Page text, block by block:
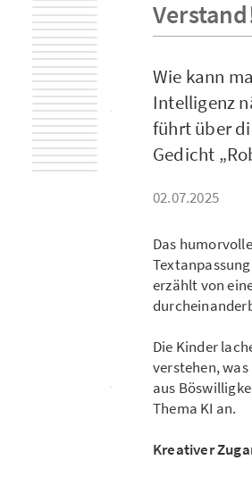
Wie kann
Intelligenz
führt über
Gedicht
02.07.2025
Das
erzählt von
Die Kinder
verstehen,
aus
Thema KI an.
Kreativer